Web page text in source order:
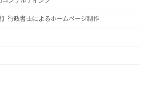
】行政書士によるホームページ制作